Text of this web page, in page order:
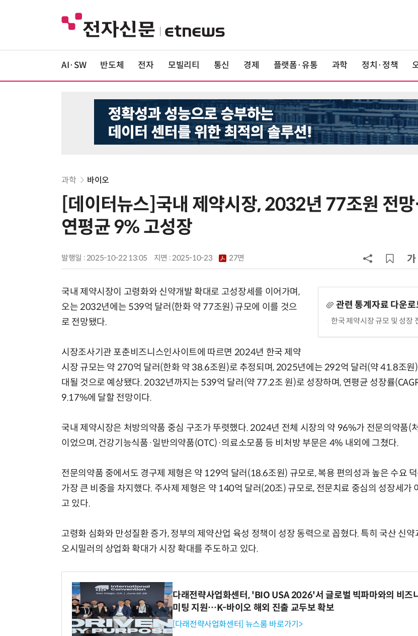
AI·SW 반도체 전자 모빌리티 통신 경제 플랫폼·유통 과학 정치·정책
과학 바이오
[데이터뉴스]국내 제약시장, 2032년 77조원 전
연평균 9% 고성장
발행일 : 2025-10-22 13:05 지면 :2025-10-23 27면
관련 통계자료 다운로
한국 제약시장 규모 및 성장
국내 제약시장이 고령화와 신약개발 확대로 고성장세를 이어가며,
오는 2032년에는 539억 달러(한화 약 77조원) 규모에 이를 것으
로 전망됐다.
시장조사기관 포춘비즈니스인사이트에 따르면 2024년 한국 제약
시장 규모는 약 270억 달러(한화 약 38.6조원)로 추정되며, 2025년에는 292억 달러(약 41.8조원
대될 것으로 예상됐다. 2032년까지는 539억 달러(약 77.2조 원)로 성장하며, 연평균 성장률
9.17%에 달할 전망이다.
국내 제약시장은 처방의약품 중심 구조가 뚜렷했다. 2024년 전체 시장의 약 96%가 전문의약품(
이었으며, 건강기능식품·일반의약품(OTC)·의료소모품 등 비처방 부문은 4% 내외에 그쳤다.
전문의약품 중에서도 경구제 제형은 약 129억 달러(18.6조원) 규모로, 복용 편의성과 높은 수요 덕
가장 큰 비중을 차지했다. 주사제 제형은 약 140억 달러(20조) 규모로, 전문치료 중심의 성장세가
고 있다.
고령화 심화와 만성질환 증가, 정부의 제약산업 육성 정책이 성장 동력으로 꼽혔다. 특히 국산 신약
오시밀러의 상업화 확대가 시장 확대를 주도하고 있다.
다래전략사업화센터, 'BIO USA 2026'서 글로벌 빅파마와의 비즈
미팅 지원…K-바이오 해외 진출 교두보 확보
[다래전략사업화센터] 뉴스룸 바로가기>
6
휴젤 장두현 號 1년…상반
·바이오 실험에 더위도
“내년 2기로 이어집니다”
경 다루며 과학원리 체득...
제공 '주니어닥터' 현장
다누리, 스페이스X 팰컨9
후 포착
응...KAIST, '카멜레온 AI
발